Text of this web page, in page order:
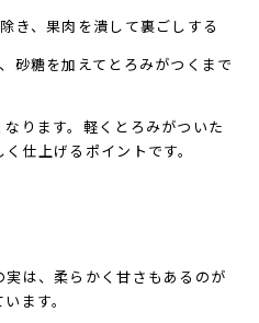
き、果肉を潰して裏ごしする
砂糖を加えてとろみがつくまで
ります。軽くとろみがついた
仕上げるポイントです。
は、柔らかく甘さもあるのが
ます。